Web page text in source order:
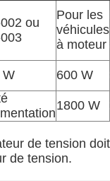
ou
Pour les
véhicules
à moteur
W 600 W
1800 W
de tension
de tension.